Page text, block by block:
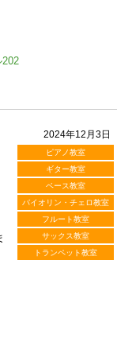
2024年12月3日
ピアノ教室
ギター教室
ベース教室
バイオリン・チェロ教室
フルート教室
サックス教室
トランペット教室